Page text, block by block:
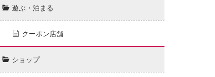
遊ぶ・泊まる
クーポン店舗
ショップ